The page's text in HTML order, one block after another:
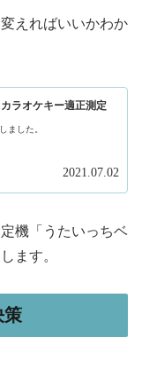
えればいいかわか
ラオケキー適正測定
ました。
2021.07.02
機「うたいっちベ
ます。
策